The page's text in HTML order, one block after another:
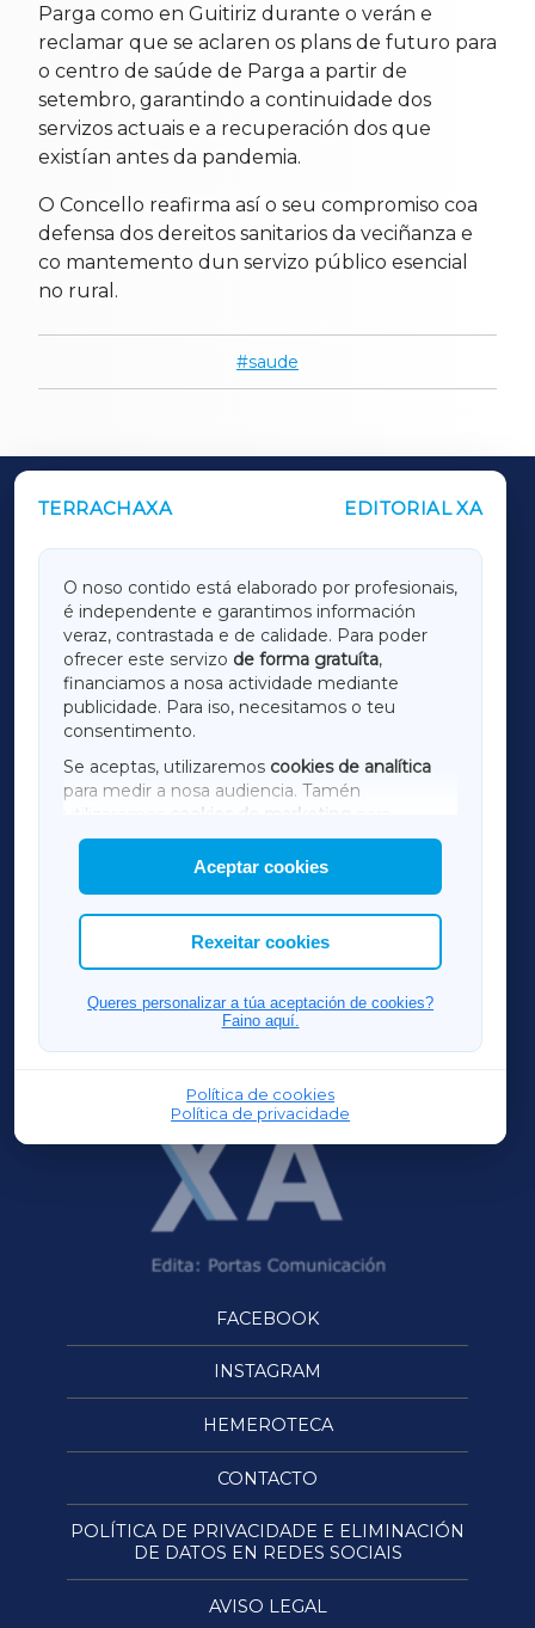
Parga como en Guitiriz durante o verán e
reclamar que se aclaren os plans de futuro para
o centro de saúde de Parga a partir de
setembro, garantindo a continuidade dos
servizos actuais e a recuperación dos que
existían antes da pandemia.
O Concello reafirma así o seu compromiso coa
defensa dos dereitos sanitarios da veciñanza e
co mantemento dun servizo público esencial
no rural.
saude
TERRACHAXA EDITORIAL XA
O noso contido está elaborado por profesionais,
é independente e garantimos información
veraz, contrastada e de calidade. Para poder
ofrecer este servizo de forma gratuíta,
financiamos a nosa actividade mediante
publicidade. Para iso, necesitamos o teu
consentimento.
Se aceptas, utilizaremos cookies de analítica
para medir a nosa audiencia. Tamén
utilizaremos
cookies de marketing
mostrar publicidade de terceiros.
Así mesmo, podes personalizar a elección das
cookies que desexas permitir.
Aceptar cookies
Rexeitar cookies
Queres personalizar a túa aceptación de cookies?
Faino aquí.
Política de cookies
Política de privacidade
OUTROS PERIÓDICOS
LUGOXA
TERRACHAXA
AMARIÑAXA
RIBEIRASACRAXA
ACORUÑAXA
FERROLXA
OURENSEXA
FACEBOOK
INSTAGRAM
HEMEROTECA
CONTACTO
POLÍTICA DE PRIVACIDADE E ELIMINACIÓN
DE DATOS EN REDES SOCIAIS
AVISO LEGAL